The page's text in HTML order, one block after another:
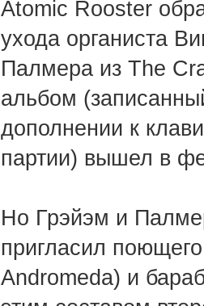
Atomic Rooster
ухода органиста
Палмера из The
альбом
дополнении к
партии) вышел в
Но Грэйэм и
пригласил
Andromeda) и